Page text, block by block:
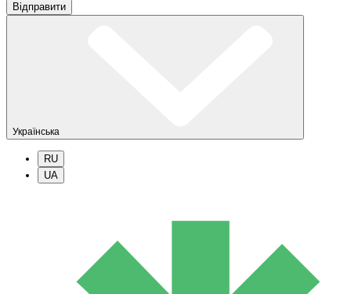
Вiдправити
Українська
RU
UA